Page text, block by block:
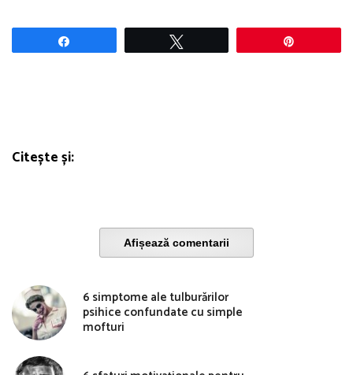
Citește și:
Afișează comentarii
6 simptome ale tulburărilor
psihice confundate cu simple
mofturi